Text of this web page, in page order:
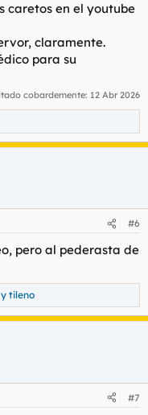
caretos en el youtube
claramente.
para su
cobardemente: 12 Abr 2026
#6
pero al pederasta de
y tileno
#7